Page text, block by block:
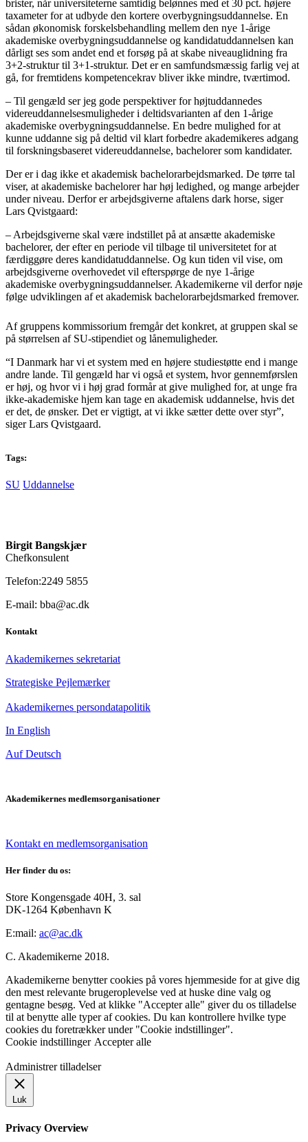
brister, når universiteterne samtidig belønnes med et 30 pct. højere
taxameter for at udbyde den kortere overbygningsuddannelse. En
sådan økonomisk forskelsbehandling mellem den nye 1-årige
akademiske overbygningsuddannelse og kandidatuddannelsen kan
dårligt ses som andet end et forsøg på at skabe niveauglidning fra
3+2-struktur til 3+1-struktur. Det er en samfundsmæssig farlig vej at
gå, for fremtidens kompetencekrav bliver ikke mindre, tværtimod.
– Til gengæld ser jeg gode perspektiver for højtuddannedes
videreuddannelsesmuligheder i deltidsvarianten af den 1-årige
akademiske overbygningsuddannelse. En bedre mulighed for at
kunne uddanne sig på deltid vil klart forbedre akademikeres adgang
til forskningsbaseret videreuddannelse, bachelorer som kandidater.
Der er i dag ikke et akademisk bachelorarbejdsmarked. De tørre tal
viser, at akademiske bachelorer har høj ledighed, og mange arbejder
under niveau. Derfor er arbejdsgiverne aftalens dark horse, siger
Lars Qvistgaard:
– Arbejdsgiverne skal være indstillet på at ansætte akademiske
bachelorer, der efter en periode vil tilbage til universitetet for at
færdiggøre deres kandidatuddannelse. Og kun tiden vil vise, om
arbejdsgiverne overhovedet vil efterspørge de nye 1-årige
akademiske overbygningsuddannelser. Akademikerne vil derfor nøje
følge udviklingen af et akademisk bachelorarbejdsmarked fremover.
Af gruppens kommissorium fremgår det konkret, at gruppen skal se
på størrelsen af SU-stipendiet og lånemuligheder.
“I Danmark har vi et system med en højere studiestøtte end i mange
andre lande. Til gengæld har vi også et system, hvor gennemførslen
er høj, og hvor vi i høj grad formår at give mulighed for, at unge fra
ikke-akademiske hjem kan tage en akademisk uddannelse, hvis det
er det, de ønsker. Det er vigtigt, at vi ikke sætter dette over styr”,
siger Lars Qvistgaard.
Tags:
SU Uddannelse
Birgit Bangskjær
Chefkonsulent
Telefon:2249 5855
E-mail: bba@ac.dk
Kontakt
Akademikernes sekretariat
Strategiske Pejlemærker
Akademikernes persondatapolitik
In English
Auf Deutsch
Akademikernes medlemsorganisationer
Kontakt en medlemsorganisation
Her finder du os:
Store Kongensgade 40H, 3. sal
DK-1264 København K
E:mail: ac@ac.dk
C. Akademikerne 2018.
Akademikerne benytter cookies på vores hjemmeside for at give dig
den mest relevante brugeroplevelse ved at huske dine valg og
gentagne besøg. Ved at klikke "Accepter alle" giver du os tilladelse
til at benytte alle typer af cookies. Du kan kontrollere hvilke type
cookies du foretrækker under "Cookie indstillinger".
Cookie indstillinger Accepter alle
Administrer tilladelser
Luk
Privacy Overview